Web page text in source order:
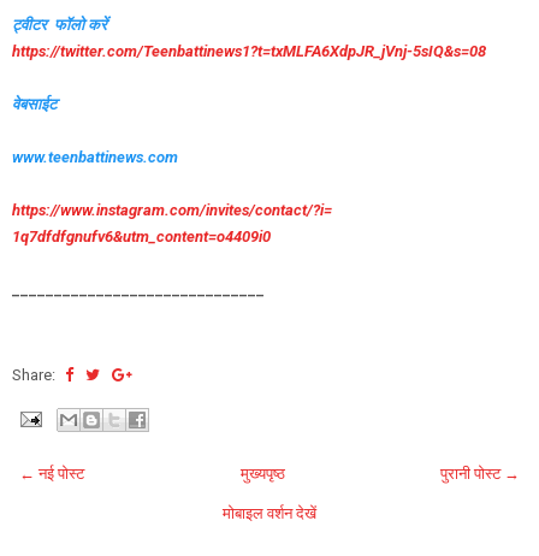
ट्वीटर फॉलो करें
https://twitter.com/Teenbattinews1?t=txMLFA6XdpJR_ jVnj-5sIQ&s=08
वेबसाईट
www.teenbattinews.com
https://www.instagram.com/invites/contact/?i=
1q7dfdfgnufv6&utm_content=o4409i0
Share:
← नई पोस्ट पुरानी पोस्ट →
मुख्यपृष्ठ
मोबाइल वर्शन देखें